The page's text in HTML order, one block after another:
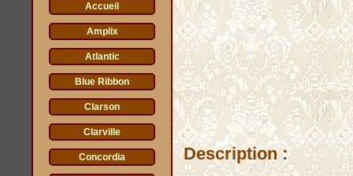
Accueil
Amplix
Atlantic
Blue Ribbon
Clarson
Clarville
Concordia Description :